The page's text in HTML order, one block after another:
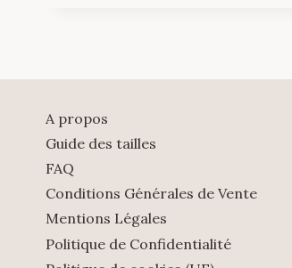
A propos
Guide des tailles
FAQ
Conditions Générales de Vente
Mentions Légales
Politique de Confidentialité